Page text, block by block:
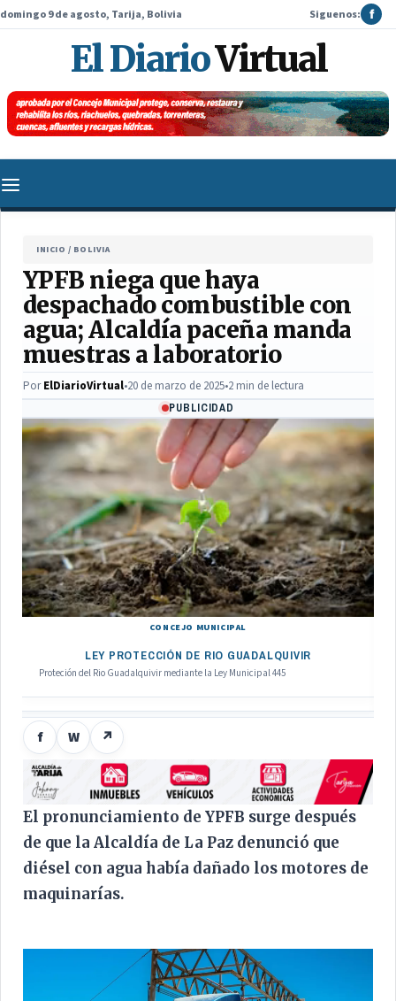
domingo 9 de agosto, Tarija, Bolivia Siguenos: f
El DiarioVirtual
INICIO / BOLIVIA
YPFB niega que haya
despachado combustible con
agua; Alcaldía paceña manda
muestras a laboratorio
PorElDiarioVirtual•20 de marzo de 2025•2 min de lectura
PUBLICIDAD
CONCEJO MUNICIPAL
LEY PROTECCIÓN DE RIO GUADALQUIVIR
Proteción del Rio Guadalquivir mediante la Ley Municipal 445
f W ↗
El pronunciamiento de YPFB surge después
de que la Alcaldía de La Paz denunció que
diésel con agua había dañado los motores de
maquinarías.